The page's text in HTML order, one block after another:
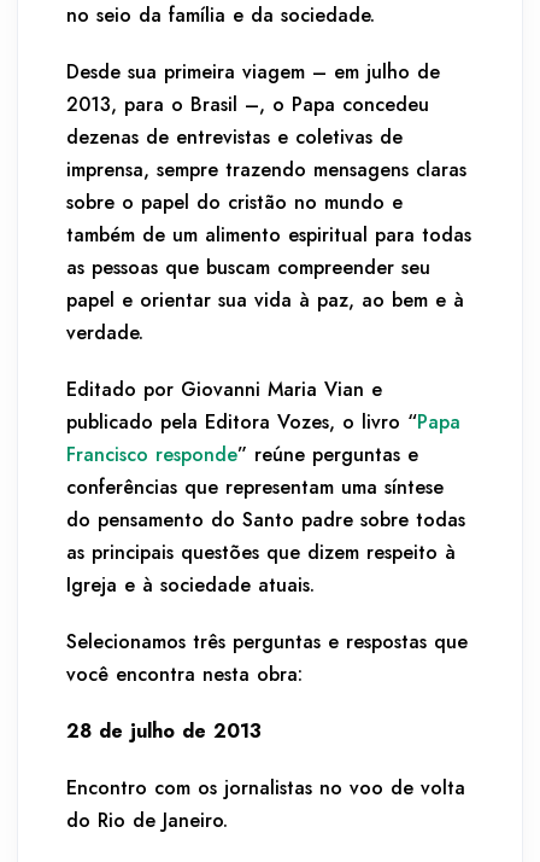
no seio da família e da sociedade.
Desde sua primeira viagem – em julho de
2013, para o Brasil –, o Papa concedeu
dezenas de entrevistas e coletivas de
imprensa, sempre trazendo mensagens claras
sobre o papel do cristão no mundo e
também de um alimento espiritual para todas
as pessoas que buscam compreender seu
papel e orientar sua vida à paz, ao bem e à
verdade.
Editado por Giovanni Maria Vian e
publicado pela Editora Vozes, o livro “Papa
Francisco responde” reúne perguntas e
conferências que representam uma síntese
do pensamento do Santo padre sobre todas
as principais questões que dizem respeito à
Igreja e à sociedade atuais.
Selecionamos três perguntas e respostas que
você encontra nesta obra:
28 de julho de 2013
Encontro com os jornalistas no voo de volta
do Rio de Janeiro.